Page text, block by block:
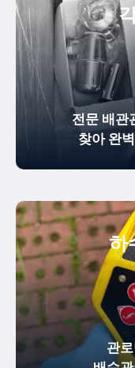
전문 배관
찾아 완
하
관